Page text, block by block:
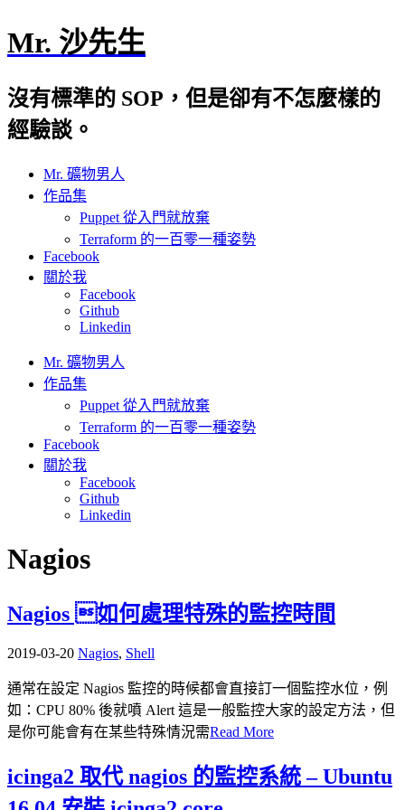
Mr. 沙先生
沒有標準的 SOP，但是卻有不怎麼樣的
經驗談。
Mr. 礦物男人
作品集
Puppet 從入門就放棄
Terraform 的一百零一種姿勢
Facebook
關於我
Facebook
Github
Linkedin
Mr. 礦物男人
作品集
Puppet 從入門就放棄
Terraform 的一百零一種姿勢
Facebook
關於我
Facebook
Github
Linkedin
Nagios
Nagios 如何處理特殊的監控時間
2019-03-20 Nagios, Shell
通常在設定 Nagios 監控的時候都會直接訂一個監控水位，例
如：CPU 80% 後就噴 Alert 這是一般監控大家的設定方法，但
是你可能會有在某些特殊情況需Read More
icinga2 取代 nagios 的監控系統 – Ubuntu